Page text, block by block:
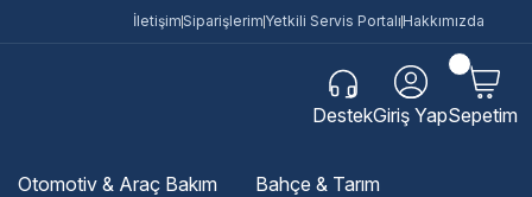
İletişimSiparişlerim Yetkili Servis Portalı Hakkımızda
DestekGiriş YapSepetim
Otomotiv & Araç Bakım Bahçe & Tarım